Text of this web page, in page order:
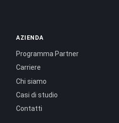
AZIENDA
Programma Partner
Carriere
Chi siamo
Casi di studio
Contatti